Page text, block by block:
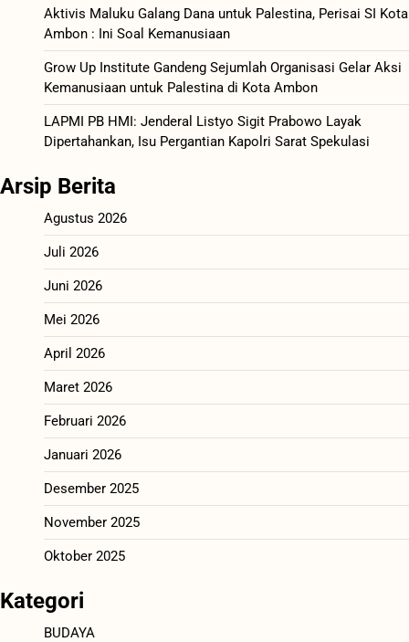
Aktivis Maluku Galang Dana untuk Palestina, Perisai SI Kota
Ambon : Ini Soal Kemanusiaan
Grow Up Institute Gandeng Sejumlah Organisasi Gelar Aksi
Kemanusiaan untuk Palestina di Kota Ambon
LAPMI PB HMI: Jenderal Listyo Sigit Prabowo Layak
Dipertahankan, Isu Pergantian Kapolri Sarat Spekulasi
Arsip Berita
Agustus 2026
Juli 2026
Juni 2026
Mei 2026
April 2026
Maret 2026
Februari 2026
Januari 2026
Desember 2025
November 2025
Oktober 2025
Kategori
BUDAYA